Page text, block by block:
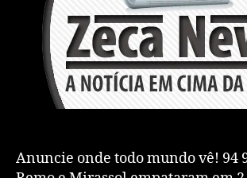
Anuncie onde todo mundo vê! 94